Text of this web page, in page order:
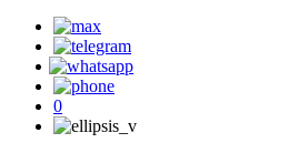
0